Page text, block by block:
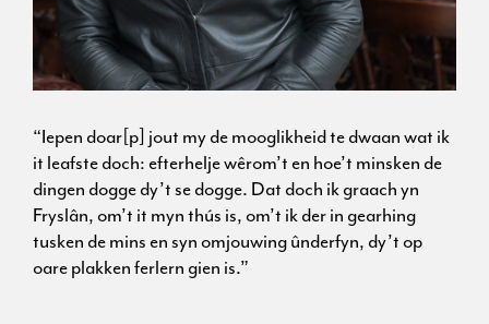
“Iepen doar[p] jout my de mooglikheid te dwaan wat ik
it leafste doch: efterhelje wêrom’t en hoe’t minsken de
dingen dogge dy’t se dogge. Dat doch ik graach yn
Fryslân, om’t it myn thús is, om’t ik der in gearhing
tusken de mins en syn omjouwing ûnderfyn, dy’t op
oare plakken ferlern gien is.”